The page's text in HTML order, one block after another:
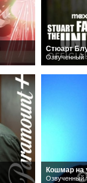
Стюарт
Озвученный
Кошмар на
Озвученный